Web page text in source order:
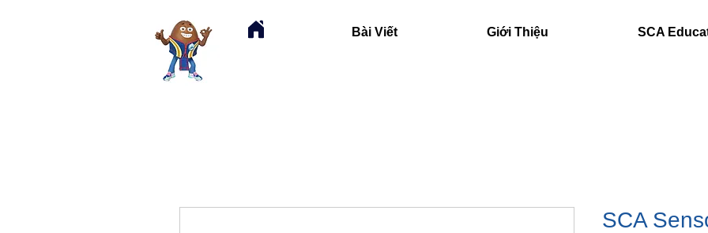
Bài Viết Giới Thiệu SCA
SCA